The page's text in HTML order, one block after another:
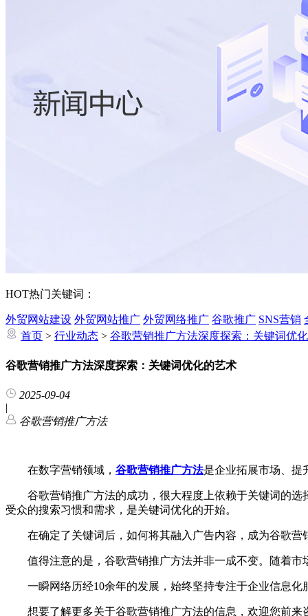
HOT热门关键词：
外贸网站建设 外贸网站推广 外贸网络推广 谷歌推广 SNS营销
首页 > 行业动态 > 谷歌营销推广方法深度探索：关键词优
谷歌营销推广方法深度探索：关键词优化的艺术
2025-09-04
|
谷歌营销推广方法
在数字营销领域， 谷歌营销推广方法是企业拓展市场、提
谷歌营销推广方法的成功，很大程度上依赖于关键词的选
受众的搜索习惯和需求，是关键词优化的开始。
在确定了关键词后，如何将其融入广告内容，成为谷歌营
值得注意的是，谷歌营销推广方法并非一成不变。随着市
一瞬网络历经10余年的发展，始终坚持专注于企业信息化
想要了解更多关于谷歌营销推广方法的信息，欢迎您前来